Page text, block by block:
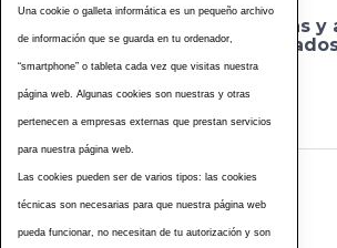
Icoval pide ayudas
albergues
perros
Una cookie o galleta informática es un pequeño archivo
de información que se guarda en tu ordenador,
“smartphone” o tableta cada vez que visitas nuestra
página web. Algunas cookies son nuestras y otras
pertenecen a empresas externas que prestan servicios
para nuestra página web.
Las cookies pueden ser de varios tipos: las cookies
técnicas son necesarias para que nuestra página web
pueda funcionar, no necesitan de tu autorización y son